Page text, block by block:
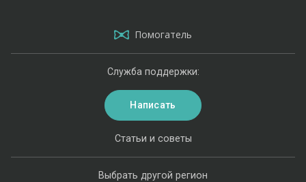
Помогатель
Выбрать другой регион
Статьи и советы
Служба поддержки:
Написать